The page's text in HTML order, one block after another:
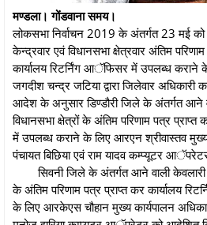
मण्डला। गोंडवाना समय।
लोकसभा निर्वाचन 2019 के अंतर्गत 23 मई को
केन्द्रवार एवं विधानसभा क्षेत्रवार अंतिम
कार्यालय रिटर्निंग आॅफिसर में उपलब्ध कराने
जगदीश चन्द्र जटिया द्वारा जिलेवार अधिकारी
आदेश के अनुसार डिण्डौरी जिले के अंतर्गत आने
विधानसभा क्षेत्रों के अंतिम परिणाम पत्र
में उपलब्ध कराने के लिए आरएन श्रीवास्तव
पंचायत बिछिया एवं राम यादव कम्प्यूटर
सिवनी जिले के अंतर्गत आने वाली केवलारी
के अंतिम परिणाम पत्र प्राप्त कर कार्यालय
के लिए आरकेएस चौहान मुख्य कार्यपालन